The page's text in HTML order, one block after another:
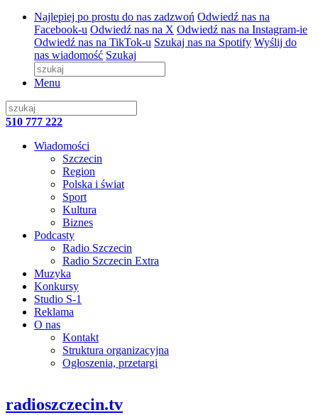
Najlepiej po prostu do nas zadzwoń Odwiedź nas na
Facebook-u Odwiedź nas na X Odwiedź nas na Instagram-ie
Odwiedź nas na TikTok-u Szukaj nas na Spotify Wyślij do
nas wiadomość Szukaj
Menu
510 777 222
Wiadomości
Szczecin
Region
Polska i świat
Sport
Kultura
Biznes
Podcasty
Radio Szczecin
Radio Szczecin Extra
Muzyka
Konkursy
Studio S-1
Reklama
O nas
Kontakt
Struktura organizacyjna
Ogłoszenia, przetargi
radioszczecin.tv